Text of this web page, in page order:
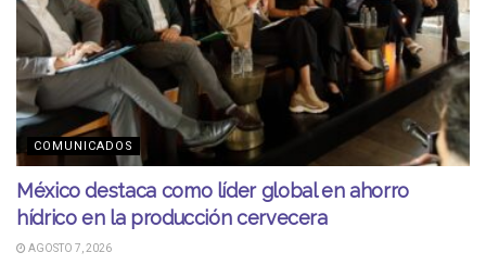
COMUNICADOS
México destaca como líder global en ahorro
hídrico en la producción cervecera
AGOSTO 7, 2026